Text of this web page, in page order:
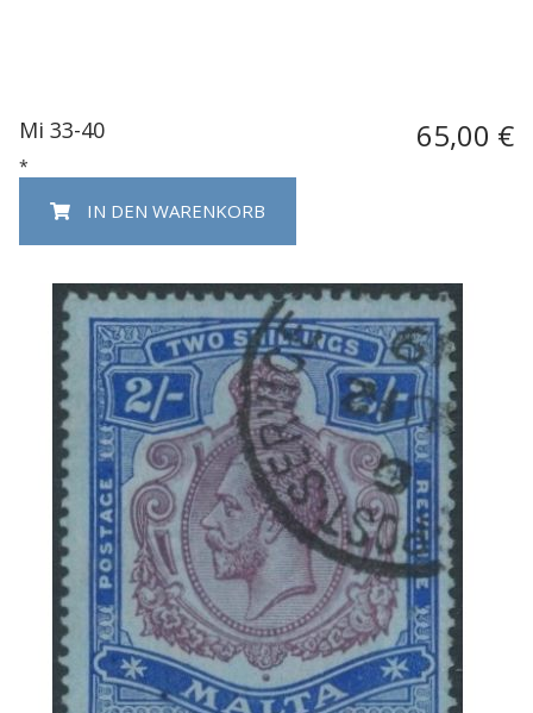
Mi 33-40 65,00 €
*
IN DEN WARENKORB